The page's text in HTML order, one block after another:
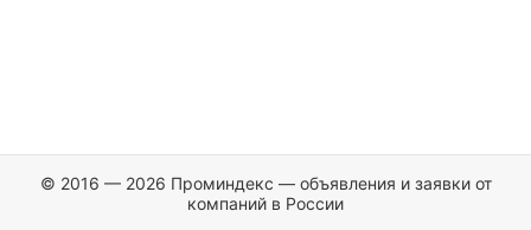
© 2016 — 2026 Проминдекс — объявления и заявки от
компаний в России